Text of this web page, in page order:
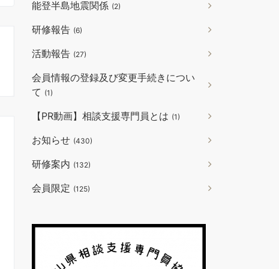
能登半島地震関係 (2)
研修報告 (6)
活動報告 (27)
会員情報の登録及び変更手続きについ
て (1)
【PR動画】相談支援専門員とは (1)
お知らせ (430)
研修案内 (132)
会員限定 (125)